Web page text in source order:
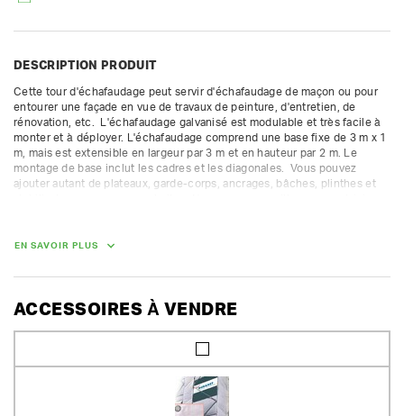
DESCRIPTION PRODUIT
Cette tour d'échafaudage peut servir d'échafaudage de maçon ou pour
entourer une façade en vue de travaux de peinture, d'entretien, de
rénovation, etc.  L'échafaudage galvanisé est modulable et très facile à
monter et à déployer. L'échafaudage comprend une base fixe de 3 m x 1
m, mais est extensible en largeur par 3 m et en hauteur par 2 m. Le
montage de base inclut les cadres et les diagonales.  Vous pouvez
ajouter autant de plateaux, garde-corps, ancrages, bâches, plinthes et
proposée. Nous facturons une caution supplémentaire pour les autres
Convient uniquement pour une installation fixe.
EN SAVOIR PLUS
ACCESSOIRES À VENDRE